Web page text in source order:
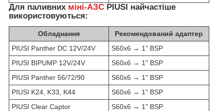
Для паливних міні-АЗС PIUSI найчастіше
використовуються:
Обладнання
Рекомендований адаптер
PIUSI Panther DC 12V/24V
S60x6 → 1" BSP
PIUSI BIPUMP 12V/24V
S60x6 → 1" BSP
PIUSI Panther 56/72/90
S60x6 → 1" BSP
PIUSI K24, K33, K44
S60x6 → 1" BSP
PIUSI Clear Captor
S60x6 → 1" BSP